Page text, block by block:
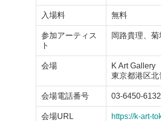
入場料 無料
参加アーティス
ト
岡路貴理、
会場
K Art Gallery
東京都港区北
会場電話番号 03-6450-6132
会場URL https://k-art-